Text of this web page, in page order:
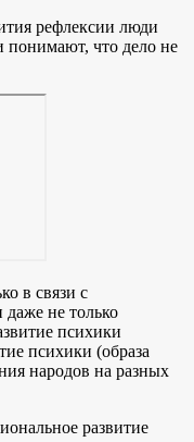
рефлексии люди
понимают, что дело не
в связи с
не только
психики
психики (образа
народов на разных
развитие